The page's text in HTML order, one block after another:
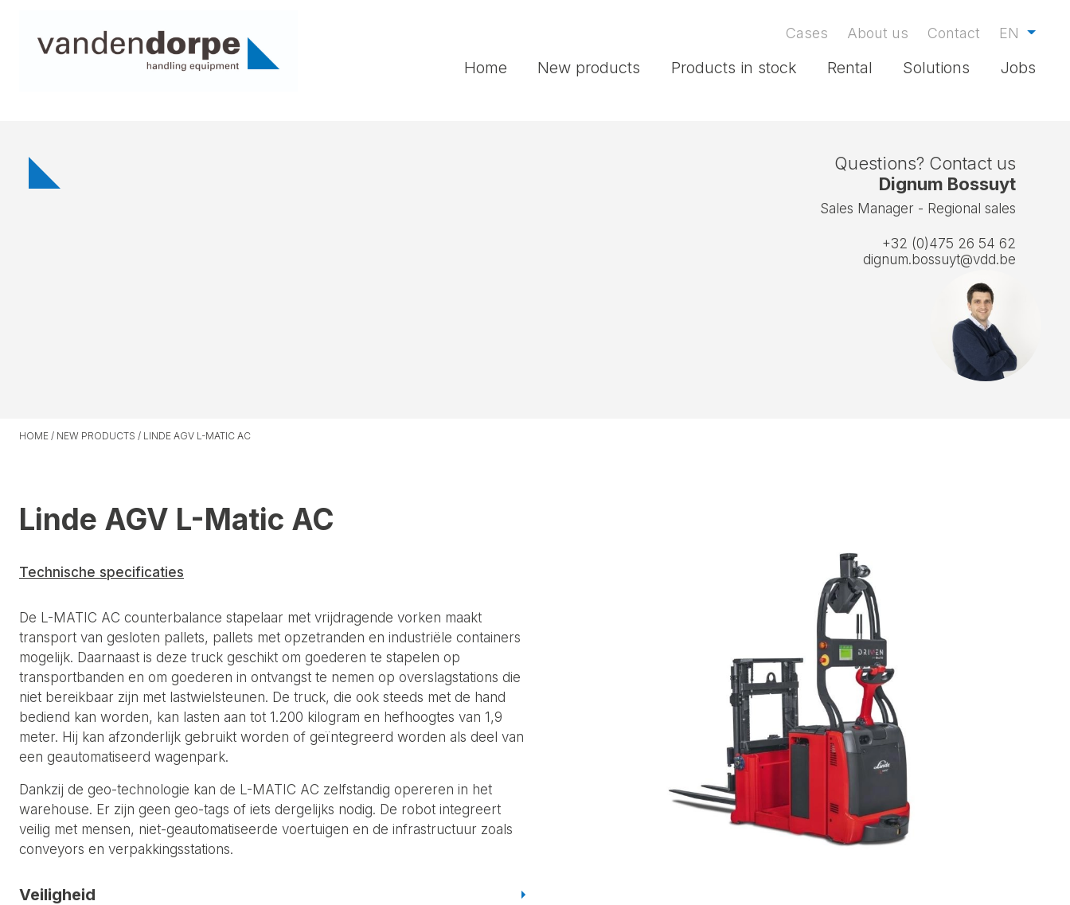
Cases About us Contact EN
Home New products Products in stock Rental Solutions Jobs
Questions? Contact us
Dignum Bossuyt
Sales Manager - Regional sales
+32 (0)475 26 54 62
dignum.bossuyt@vdd.be
HOME / NEW PRODUCTS / LINDE AGV L-MATIC AC
Linde AGV L-Matic AC
Technische specificaties
De L-MATIC AC counterbalance stapelaar met vrijdragende vorken maakt
transport van gesloten pallets, pallets met opzetranden en industriële containers
mogelijk. Daarnaast is deze truck geschikt om goederen te stapelen op
transportbanden en om goederen in ontvangst te nemen op overslagstations die
niet bereikbaar zijn met lastwielsteunen. De truck, die ook steeds met de hand
bediend kan worden, kan lasten aan tot 1.200 kilogram en hefhoogtes van 1,9
meter. Hij kan afzonderlijk gebruikt worden of geïntegreerd worden als deel van
een geautomatiseerd wagenpark.
Dankzij de geo-technologie kan de L-MATIC AC zelfstandig opereren in het
warehouse. Er zijn geen geo-tags of iets dergelijks nodig. De robot integreert
veilig met mensen, niet-geautomatiseerde voertuigen en de infrastructuur zoals
conveyors en verpakkingsstations.
Veiligheid